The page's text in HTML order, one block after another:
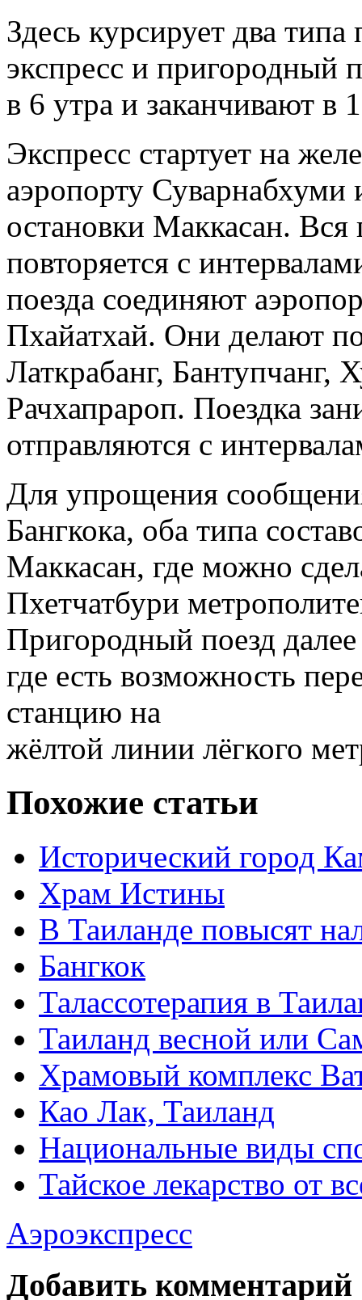
Здесь курсирует два
экспресс и пригородный
в 6 утра и заканчивают в
Экспресс стартует на
аэропорту Суварнабхуми
остановки Маккасан. Вся
повторяется с
поезда соединяют
Пхайатхай. Они делают
Латкрабанг, Бантупчанг,
Рачхапрароп. Поездка
отправляются с
Для упрощения
Бангкока, оба типа
Маккасан, где можно
Пхетчатбури
Пригородный поезд
где есть возможность
станцию на
жёлтой линии лёгкого
Похожие статьи
Исторический город
Храм Истины
В Таиланде повысят
Бангкок
Талассотерапия в
Таиланд весной или
Храмовый комплекс
Као Лак, Таиланд
Национальные виды
Тайское лекарство от
Аэроэкспресс
Добавить комментарий